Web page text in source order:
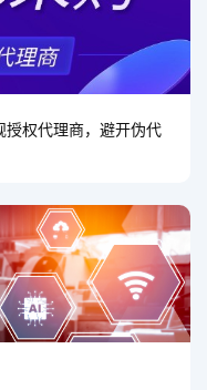
权代理商，避开伪代